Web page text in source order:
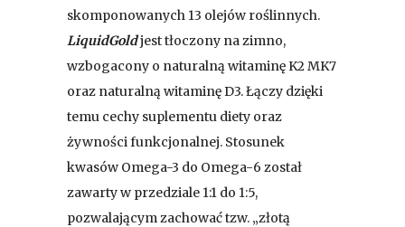
skomponowanych 13 olejów roślinnych.
LiquidGoldjest tłoczony na zimno,
wzbogacony o naturalną witaminę K2 MK7
oraz naturalną witaminę D3. Łączy dzięki
temu cechy suplementu diety oraz
żywności funkcjonalnej. Stosunek
kwasów Omega-3 do Omega-6 został
zawarty w przedziale 1:1 do 1:5,
pozwalającym zachować tzw. „złotą